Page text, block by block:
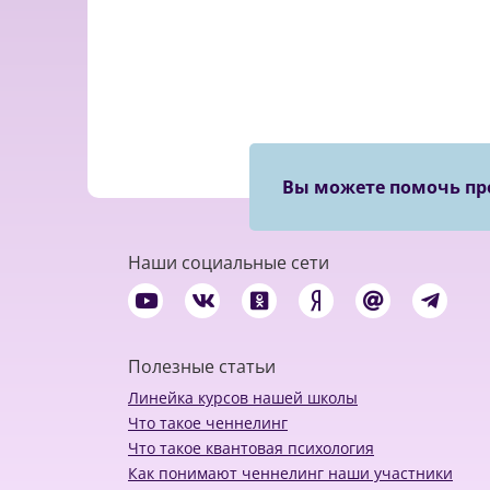
Вы можете помочь
Наши социальные сети
Полезные статьи
Линейка курсов нашей школы
Что такое ченнелинг
Что такое квантовая психология
Как понимают ченнелинг наши участники